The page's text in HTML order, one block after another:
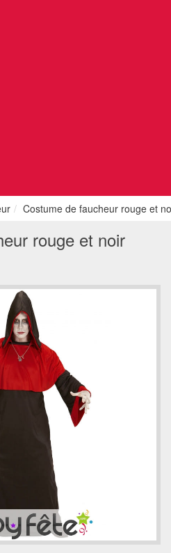
Costume de faucheur rouge et
rouge et noir